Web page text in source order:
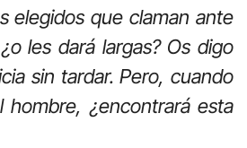
elegidos que claman ante
les dará largas? Os digo
sin tardar. Pero, cuando
hombre, ¿encontrará esta